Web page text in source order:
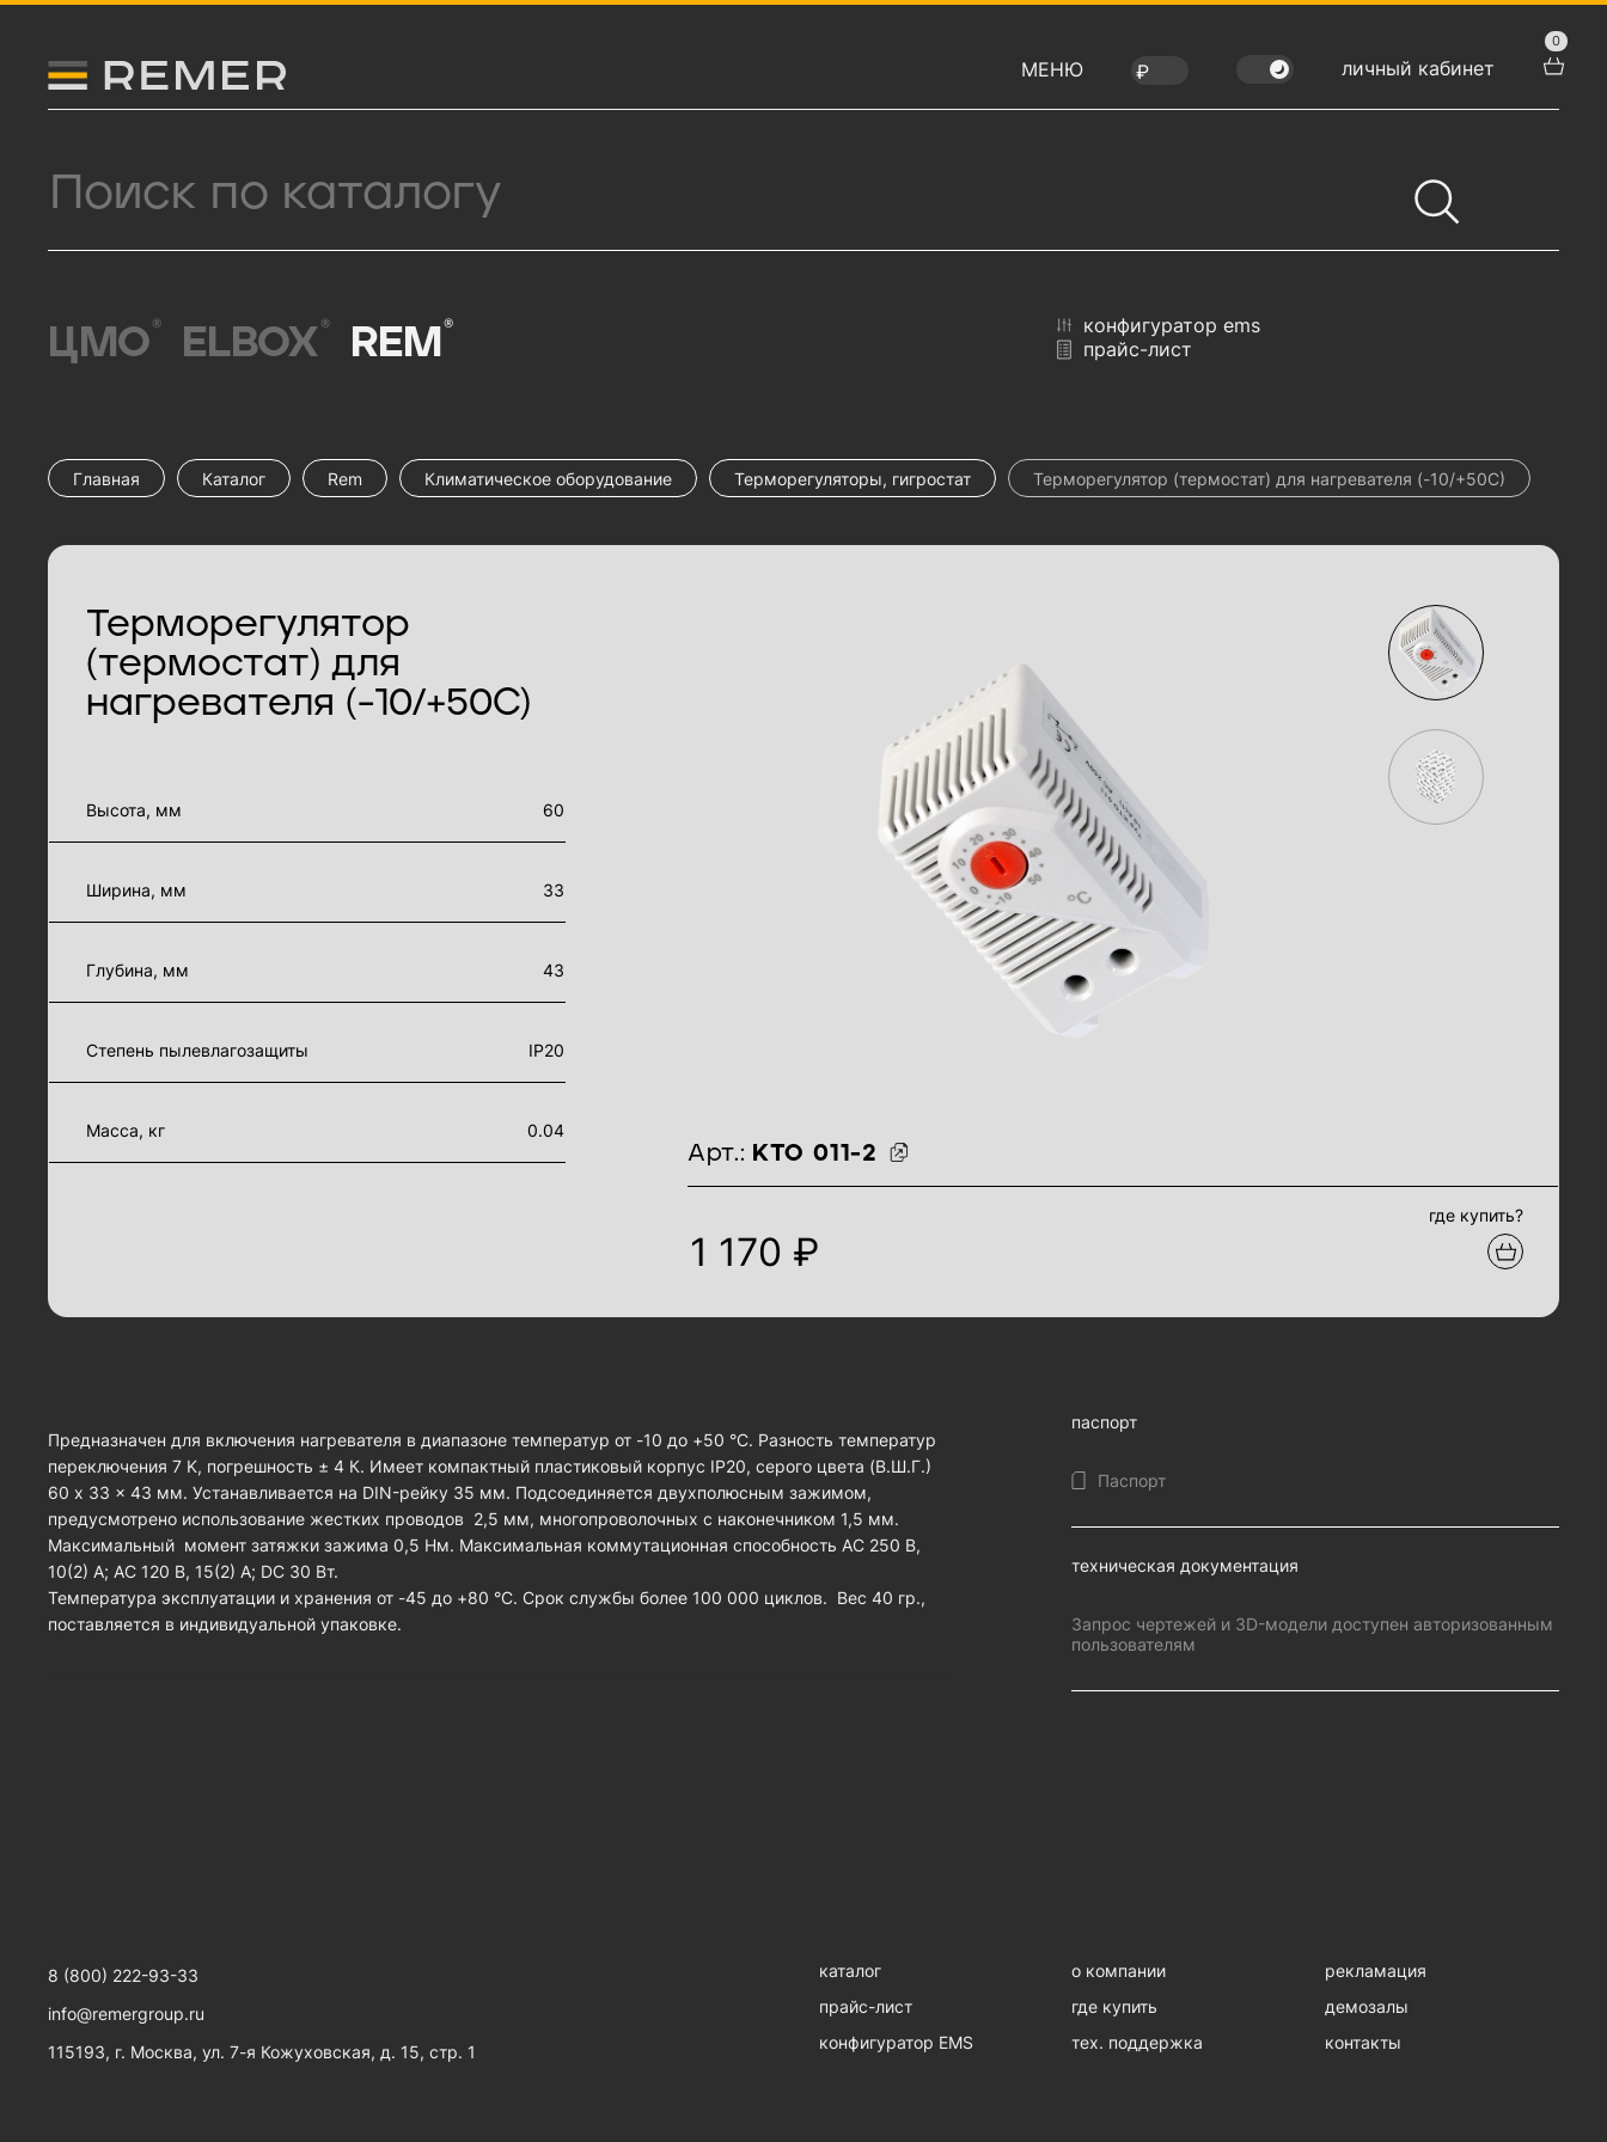
Логитип компании Remer МЕНЮ личный кабинет
0
ЦМО ® ELBOX® REM ®
конфигуратор ems
прайс-лист
Главная Каталог Rem Климатическое оборудование Терморегуляторы, гигростат Терморегулятор (термостат) для нагревателя (-10/+50С)
Терморегулятор
(термостат) для
нагревателя (-10/+50С)
идентификаторы товара
Арт.: KTO 011-2
где купить?
1 170 ₽
Высота, мм
60
Ширина, мм 33
Глубина, мм 43
Степень пылевлагозащиты IP20
Масса, кг 0.04
Предназначен для включения нагревателя в диапазоне температур от -10 до +50 °C. Разность температур
переключения 7 K, погрешность ± 4 К. Имеет компактный пластиковый корпус IP20, серого цвета (В.Ш.Г.)
60 x 33 x 43 мм. Устанавливается на DIN-рейку 35 мм. Подсоединяется двухполюсным зажимом,
предусмотрено использование жестких проводов 2,5 мм, многопроволочных с наконечником 1,5 мм.
Максимальный момент затяжки зажима 0,5 Нм. Максимальная коммутационная способность AC 250 В,
10(2) A; AC 120 В, 15(2) A; DC 30 Вт.
Температура эксплуатации и хранения от -45 до +80 °C. Срок службы более 100 000 циклов. Вес 40 гр.,
поставляется в индивидуальной упаковке.
паспорт
Паспорт
техническая документация
Запрос чертежей и 3D-модели доступен авторизованным
пользователям
8 (800) 222-93-33
info@remergroup.ru
115193, г. Москва, ул. 7-я Кожуховская, д. 15, стр. 1
каталог
прайс-лист
конфигуратор EMS
о компании
где купить
тех. поддержка
рекламация
демозалы
контакты